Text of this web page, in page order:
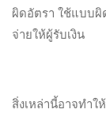
ผิดอัตรา ใช้แบบ
จ่ายให้ผู้รับเงิน
สิ่งเหล่านี้อาจทำ